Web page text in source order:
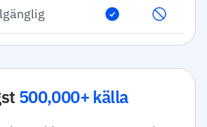
500,000+ källa